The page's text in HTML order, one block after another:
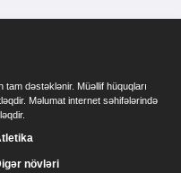
dəstəklənir. Müəllif hüquqları
Məlumat internet səhifələrində
növləri